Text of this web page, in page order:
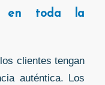
en toda la
clientes tengan
auténtica. Los